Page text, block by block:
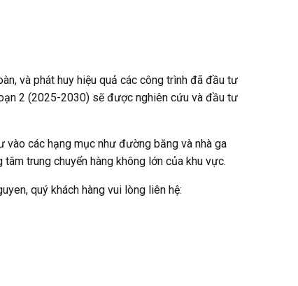
và phát huy hiệu quả các công trình đã đầu tư
2 (2025-2030) sẽ được nghiên cứu và đầu tư
các hạng mục như đường băng và nhà ga
trung chuyển hàng không lớn của khu vực.
quý khách hàng vui lòng liên hệ: